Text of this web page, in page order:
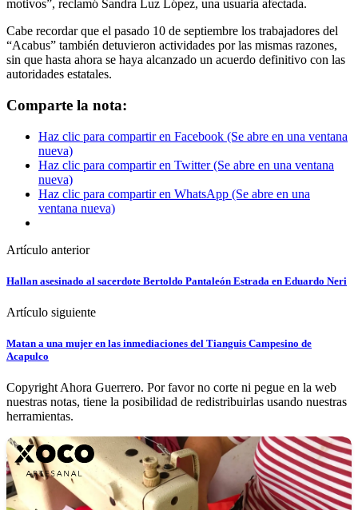
motivos”, reclamó Sandra Luz López, una usuaria afectada.
Cabe recordar que el pasado 10 de septiembre los trabajadores del
“Acabus” también detuvieron actividades por las mismas razones,
sin que hasta ahora se haya alcanzado un acuerdo definitivo con las
autoridades estatales.
Comparte la nota:
Haz clic para compartir en Facebook (Se abre en una ventana
nueva)
Haz clic para compartir en Twitter (Se abre en una ventana
nueva)
Haz clic para compartir en WhatsApp (Se abre en una
ventana nueva)
Artículo anterior
Hallan asesinado al sacerdote Bertoldo Pantaleón Estrada en Eduardo Neri
Artículo siguiente
Matan a una mujer en las inmediaciones del Tianguis Campesino de
Acapulco
Copyright Ahora Guerrero. Por favor no corte ni pegue en la web
nuestras notas, tiene la posibilidad de redistribuirlas usando nuestras
herramientas.